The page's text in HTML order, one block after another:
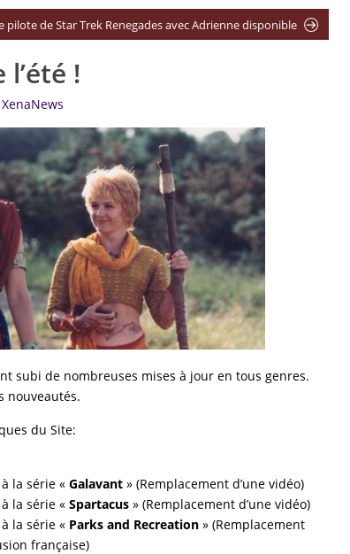
KARL URBAN (BILLY BUTCHER)
pilote de Star Trek Renegades avec Adrienne disponible
!
XenaNews
subi de nombreuses mises à jour en tous genres.
nouveautés.
du Site:
la série « Galavant » (Remplacement d’une vidéo)
la série « Spartacus » (Remplacement d’une vidéo)
la série « Parks and Recreation » (Remplacement
française)